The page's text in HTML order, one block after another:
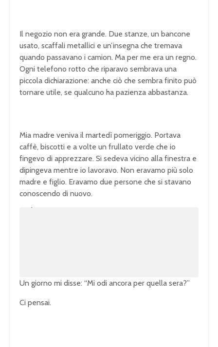
Il negozio non era grande. Due stanze, un bancone
usato, scaffali metallici e un’insegna che tremava
quando passavano i camion. Ma per me era un regno.
Ogni telefono rotto che riparavo sembrava una
piccola dichiarazione: anche ciò che sembra finito può
tornare utile, se qualcuno ha pazienza abbastanza.
Mia madre veniva il martedì pomeriggio. Portava
caffè, biscotti e a volte un frullato verde che io
fingevo di apprezzare. Si sedeva vicino alla finestra e
dipingeva mentre io lavoravo. Non eravamo più solo
madre e figlio. Eravamo due persone che si stavano
conoscendo di nuovo.
Un giorno mi disse: “Mi odi ancora per quella sera?”
Ci pensai.